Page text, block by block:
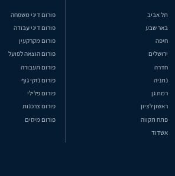
תל אביב
באר שבע
חיפה
ירושלים
חדרה
נתניה
רמת גן
ראשון לציון
פתח תקווה
אשדוד
פורום דיני משפחה
פורום דיני עבודה
פורום מקרקעין
פורום הוצאה לפועל
פורום תעבורה
פורום נזקי גוף
פורום פלילי
פורום צרכנות
פורום מיסים